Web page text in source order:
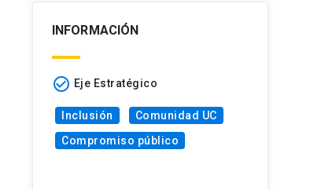
INFORMACIÓN
check_circle_outline Eje Estratégico
Inclusión
Comunidad UC
Compromiso público